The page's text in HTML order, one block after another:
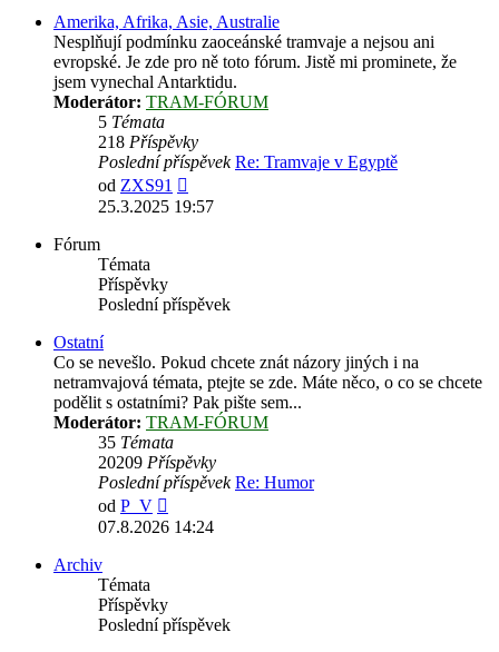
Amerika, Afrika, Asie, Australie
Nesplňují podmínku zaoceánské tramvaje a nejsou ani
evropské. Je zde pro ně toto fórum. Jistě mi prominete, že
jsem vynechal Antarktidu.
Moderátor: TRAM-FÓRUM
5 Témata
218 Příspěvky
Poslední příspěvek Re: Tramvaje v Egyptě
od ZXS91
poslední
25.3.2025 19:57
Fórum
Témata
Příspěvky
Poslední příspěvek
Ostatní
Co se nevešlo. Pokud chcete znát názory jiných i na
netramvajová témata, ptejte se zde. Máte něco, o co se chcete
podělit s ostatními? Pak pište sem...
Moderátor: TRAM-FÓRUM
35 Témata
20209 Příspěvky
Poslední příspěvek Re: Humor
od P_V
poslední
07.8.2026 14:24
Archiv
Témata
Příspěvky
Poslední příspěvek